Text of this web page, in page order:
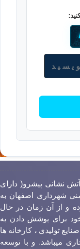
نشانی پیشرو( دارای
شهرداری اصفهان به
از سال 1385 آغاز نموده و از آن زمان در حال
برای پوشش دادن به
تولیدی ، کارخانه ها
میباشد. و با توسعه